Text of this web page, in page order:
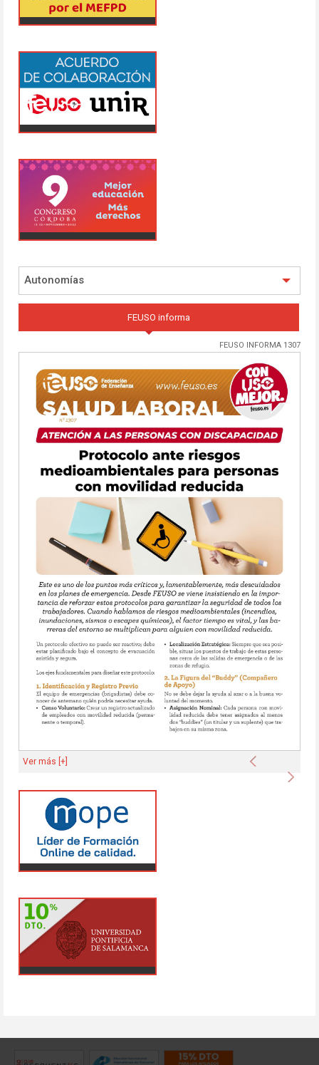
Autonomías
FEUSO informa
FEUSO INFORMA 1307
Anterior
Ver más [+]